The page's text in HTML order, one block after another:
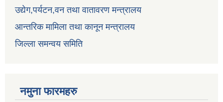
उद्येग,पर्यटन,वन तथा वातावरण मन्त्रालय
आन्तरिक मामिला तथा कानून मन्त्रालय
जिल्ला समन्वय समिति
नमुना फारमहरु